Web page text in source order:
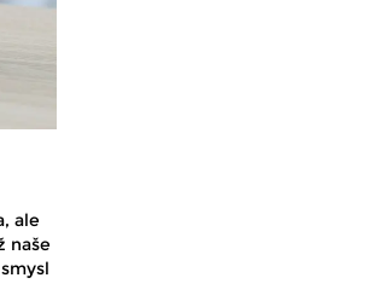
ale
naše